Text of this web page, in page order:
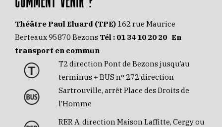
Théâtre Paul Eluard (TPE) 162 rue Maurice
Berteaux 95870 Bezons Tél : 01 34 10 20 20 En
transport en commun
T2 direction Pont de Bezons jusqu’au
terminus + BUS n° 272 direction
Sartrouville, arrêt Place des Droits de
l’Homme
RER A, direction Maison Laffitte, Cergy ou